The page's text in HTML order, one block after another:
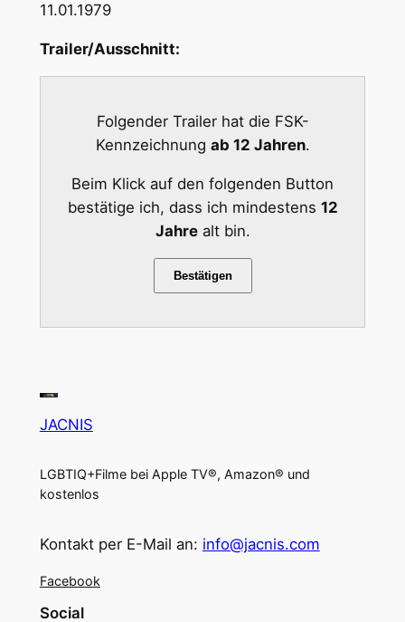
11.01.1979
Trailer/Ausschnitt:
Folgender Trailer hat die FSK-
Kennzeichnung ab 12 Jahren.
Beim Klick auf den folgenden Button
bestätige ich, dass ich mindestens 12
Jahrealt bin.
Bestätigen
JACNIS
LGBTIQ+Filme bei Apple TV®, Amazon® und
kostenlos
Kontakt per E-Mail an: info@jacnis.com
Facebook
Social